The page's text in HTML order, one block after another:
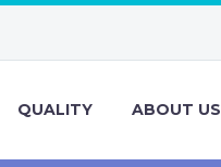
QUALITY ABOUT US